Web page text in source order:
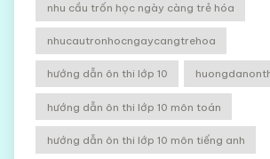
nhu cầu trốn học ngày càng trẻ hóa
nhucautronhocngaycangtrehoa
hướng dẫn ôn thi lớp 10
hướng dẫn ôn thi lớp 10 môn toán
hướng dẫn ôn thi lớp 10 môn tiếng anh